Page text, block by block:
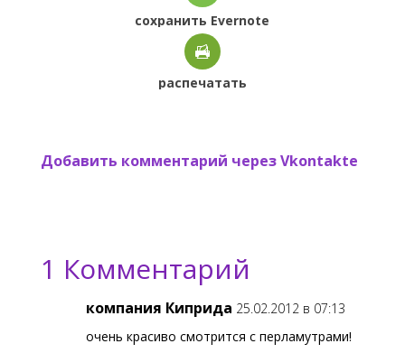
сохранить Evernote
распечатать
Добавить комментарий через Vkontakte
1 Комментарий
компания Киприда 25.02.2012 в 07:13
очень красиво смотрится с перламутрами!